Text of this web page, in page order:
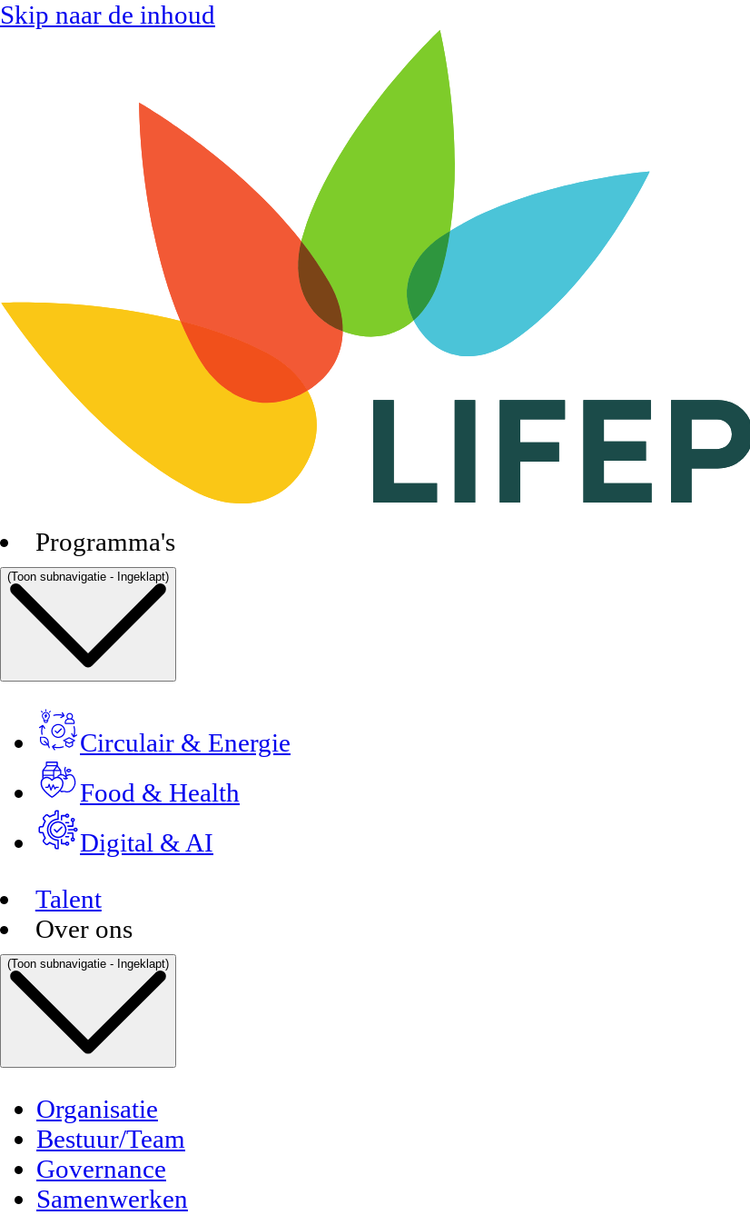
Skip naar de inhoud
Programma's
(Toon subnavigatie - Ingeklapt)
Circulair & Energie
Food & Health
Digital & AI
Talent
Over ons
(Toon subnavigatie - Ingeklapt)
Organisatie
Bestuur/Team
Governance
Samenwerken